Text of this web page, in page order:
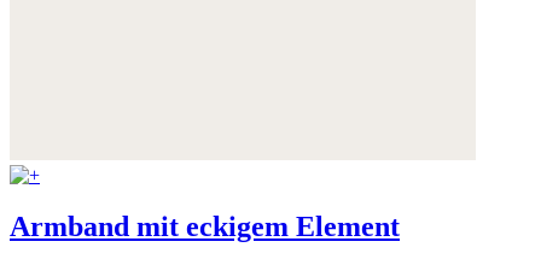
Armband mit eckigem Element